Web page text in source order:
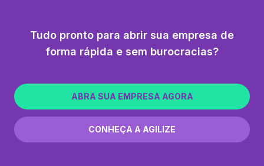
Tudo pronto para abrir sua empresa de
forma rápida e sem burocracias?
ABRA SUA EMPRESA AGORA
CONHEÇA A AGILIZE